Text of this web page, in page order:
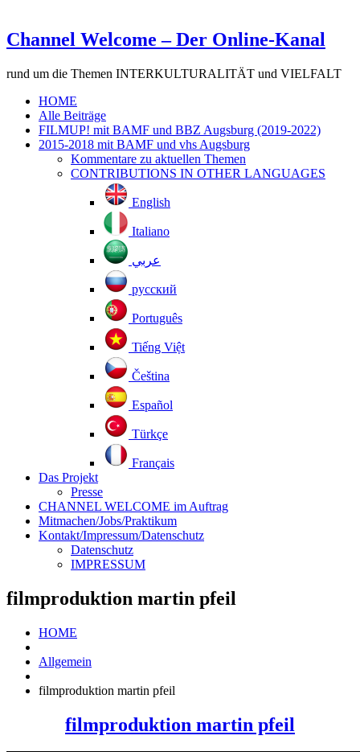
Channel Welcome – Der Online-Kanal
rund um die Themen INTERKULTURALITÄT und VIELFALT
HOME
Alle Beiträge
FILMUP! mit BAMF und BBZ Augsburg (2019-2022)
2015-2018 mit BAMF und vhs Augsburg
Kommentare zu aktuellen Themen
CONTRIBUTIONS IN OTHER LANGUAGES
English
Italiano
عربي
русский
Português
Tiếng Việt
Čeština
Español
Türkçe
Français
Das Projekt
Presse
CHANNEL WELCOME im Auftrag
Mitmachen/Jobs/Praktikum
Kontakt/Impressum/Datenschutz
Datenschutz
IMPRESSUM
filmproduktion martin pfeil
HOME
Allgemein
filmproduktion martin pfeil
filmproduktion martin pfeil